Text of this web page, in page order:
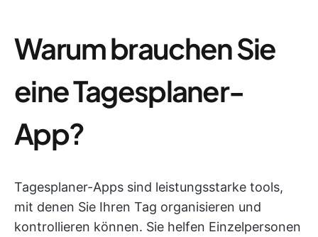
Warum brauchen Sie
eine Tagesplaner-
App?
Tagesplaner-Apps sind leistungsstarke tools,
mit denen Sie Ihren Tag organisieren und
kontrollieren können. Sie helfen Einzelpersonen